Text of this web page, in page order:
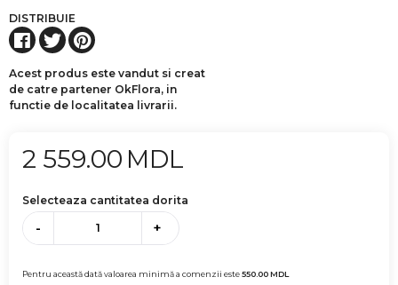
DISTRIBUIE
Acest produs este vandut si creat
de catre partener OkFlora, in
functie de localitatea livrarii.
2 559.00 MDL
Selecteaza cantitatea dorita
- +
Pentru această dată valoarea minimă a comenzii este550.00MDL